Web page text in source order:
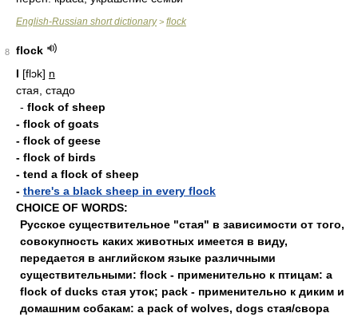
English-Russian short dictionary> flock
8
flock
I [flɔk] n
стая, стадо
- flock of sheep
- flock of goats
- flock of geese
- flock of birds
- tend a flock of sheep
- there's a black sheep in every flock
CHOICE OF WORDS:
Русское существительное "стая" в зависимости от того,
совокупность каких животных имеется в виду,
передается в английском языке различными
существительными: flock - применительно к птицам: a
flock of ducks стая уток; pack - применительно к диким и
домашним собакам: a pack of wolves, dogs стая/свора